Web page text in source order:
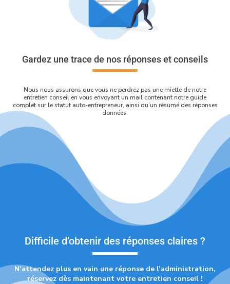
Gardez une trace de nos réponses et conseils
Nous nous assurons que vous ne perdrez pas une miette de notre
entretien conseil en vous envoyant un mail contenant notre guide
complet sur le statut auto-entrepreneur, ainsi qu’un résumé des réponses
données.
Difficile d’obtenir des réponses claires ?
N’attendez plus en vain une réponse de l’administration,
réservez dès maintenant votre entretien conseil !